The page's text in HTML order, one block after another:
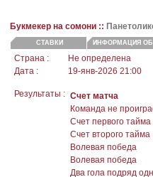
Букмекер на сомони ::
СТАВКИ ИНФОРМАЦИЯ ОБ
Страна :
Не определена
Дата :
19-янв-2026 21:00
Результаты : Счет матча
Команда не
Счет первого тайма
Счет второго тайма
Волевая победа
Волевая победа
Два гола подряд